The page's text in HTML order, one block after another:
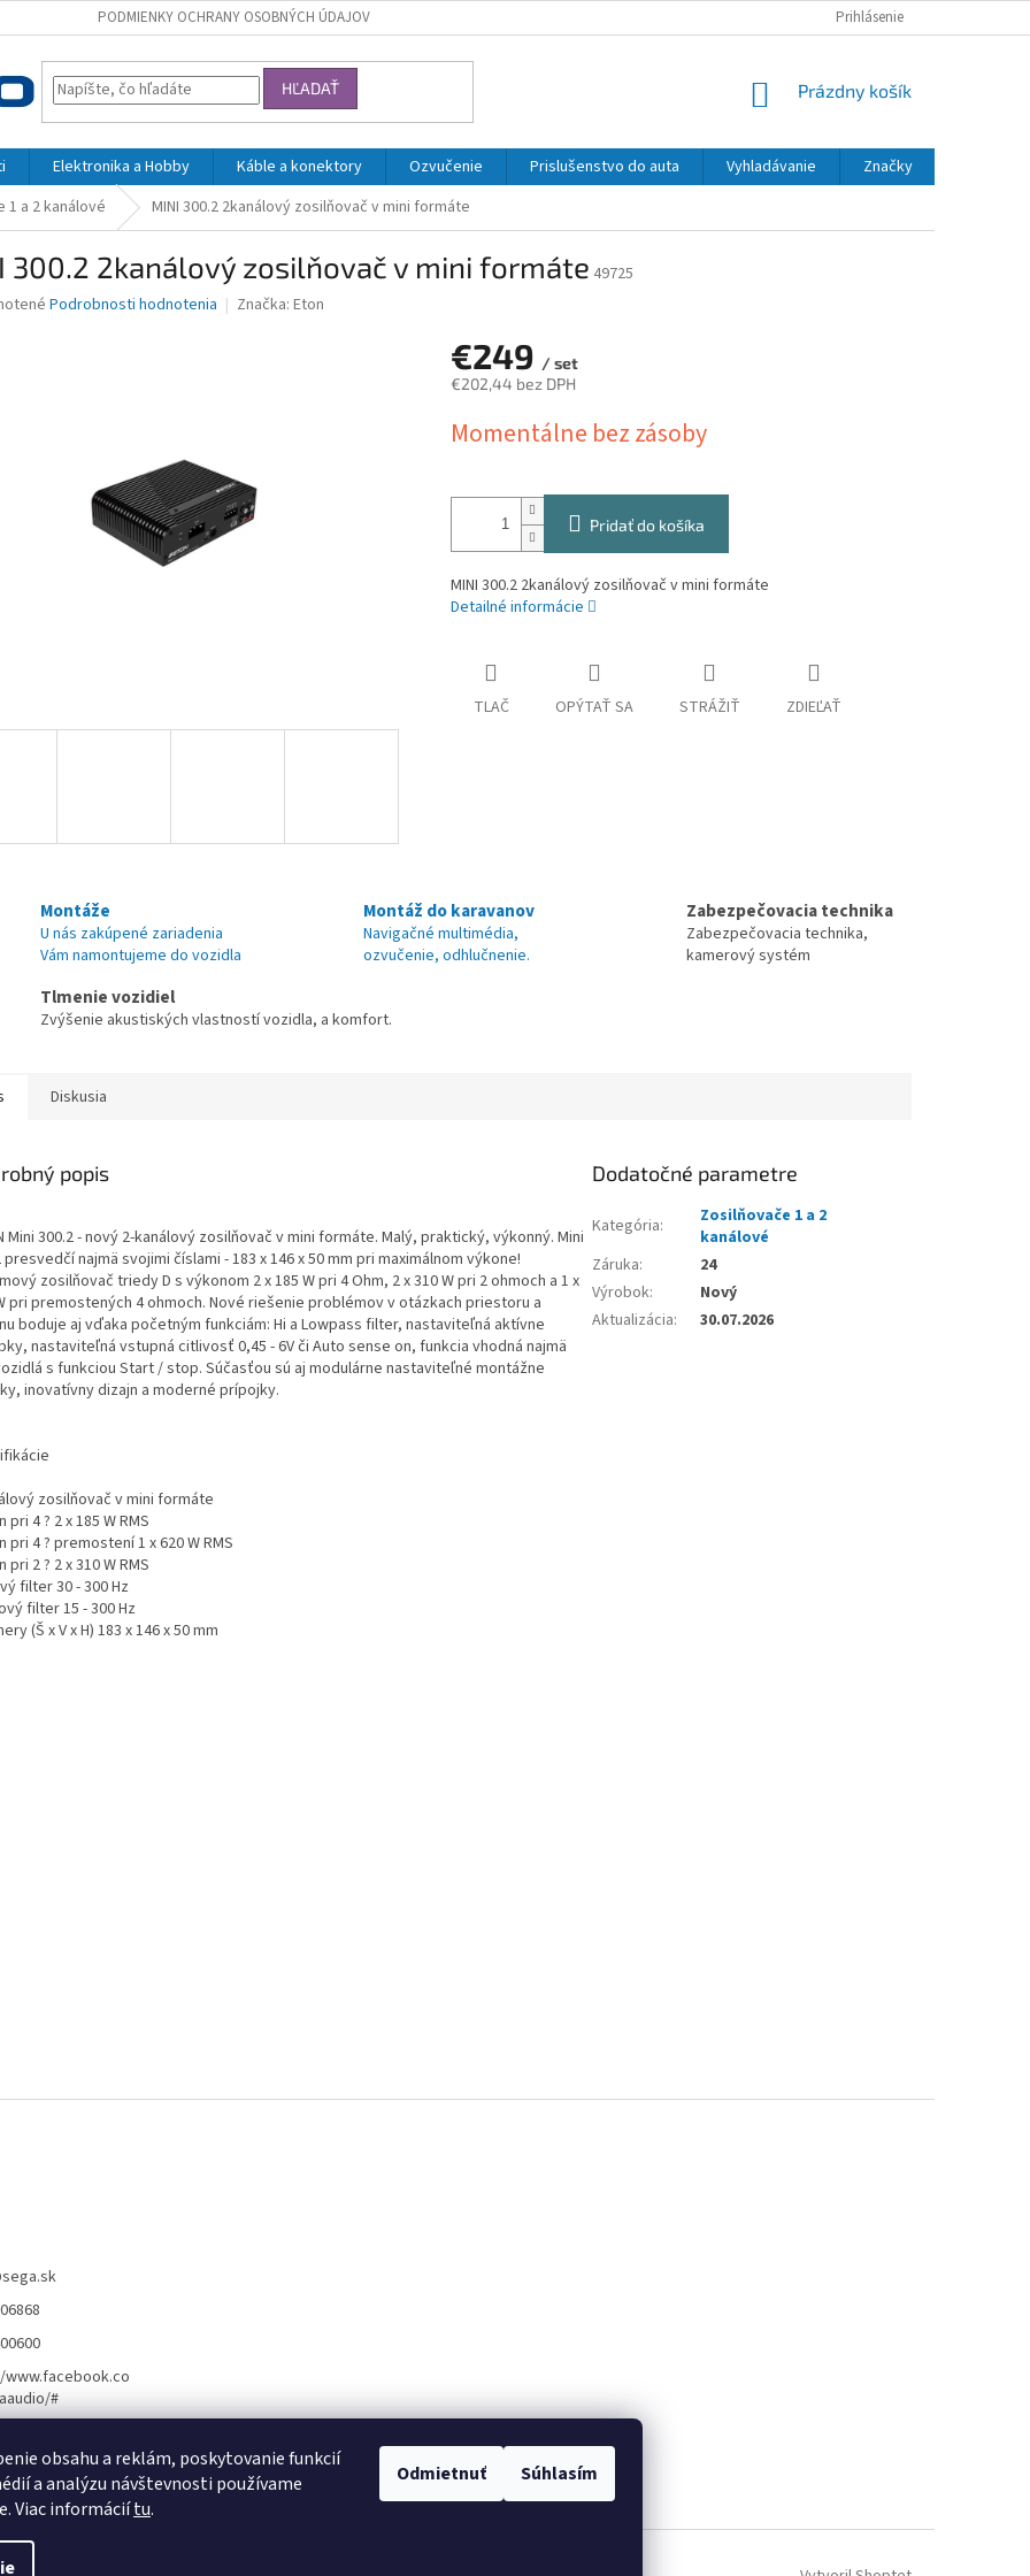
obsahu a reklám, poskytovanie funkcií
a analýzu návštevnosti používame
Viac informáciítu.
Odmietnuť Súhlasím
PODMIENKY OCHRANY OSOBNÝCH ÚDAJOV Prihlásenie
HĽADAŤ
NÁKUPNÝ
Prázdny košík
Elektronika a Hobby Káble a konektory Ozvučenie Prislušenstvo do auta Vyhladávanie
Značky
1 a 2 kanálové MINI 300.2 2kanálový zosilňovač v mini formáte
300.2 2kanálový zosilňovač v mini formáte 49725
Podrobnosti hodnotenia Značka: Eton
€249 / set
€202,44 bez DPH
cena:
Momentálne bez zásoby
Pridať do košíka
MINI 300.2 2kanálový zosilňovač v mini formáte
Detailné informácie
TLAČ OPÝTAŤ SA STRÁŽIŤ ZDIEĽAŤ
Montáže
U nás zakúpené zariadenia
Vám namontujeme do vozidla
Montáž do karavanov
Navigačné multimédia,
ozvučenie, odhlučnenie.
Zabezpečovacia technika
Zabezpečovacia technika,
kamerový systém
Tlmenie vozidiel
Zvýšenie akustiských vlastností vozidla, a komfort.
Diskusia
popis
Mini 300.2 - nový 2-kanálový zosilňovač v mini formáte. Malý, praktický, výkonný. Mini
presvedčí najmä svojimi číslami - 183 x 146 x 50 mm pri maximálnom výkone!
zosilňovač triedy D s výkonom 2 x 185 W pri 4 Ohm, 2 x 310 W pri 2 ohmoch a 1 x
pri premostených 4 ohmoch. Nové riešenie problémov v otázkach priestoru a
boduje aj vďaka početným funkciám: Hi a Lowpass filter, nastaviteľná aktívne
nastaviteľná vstupná citlivosť 0,45 - 6V či Auto sense on, funkcia vhodná najmä
s funkciou Start / stop. Súčasťou sú aj modulárne nastaviteľné montážne
inovatívny dizajn a moderné prípojky.
zosilňovač v mini formáte
pri 4 ? 2 x 185 W RMS
pri 4 ? premostení 1 x 620 W RMS
pri 2 ? 2 x 310 W RMS
filter 30 - 300 Hz
filter 15 - 300 Hz
(Š x V x H) 183 x 146 x 50 mm
Dodatočné parametre
Kategória:
Zosilňovače 1 a 2
kanálové
Záruka:
24
Výrobok:
Nový
Aktualizácia: 30.07.2026
sega.sk
#
montáže ] [ Obchodné podmienky ] [ Ochrana osobných údajov GDRP ]